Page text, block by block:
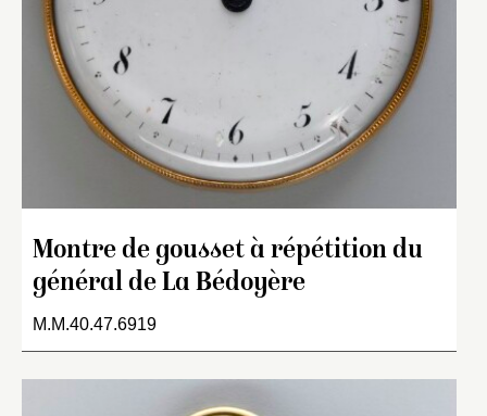
Montre de gousset à répétition du
général de La Bédoyère
M.M.40.47.6919